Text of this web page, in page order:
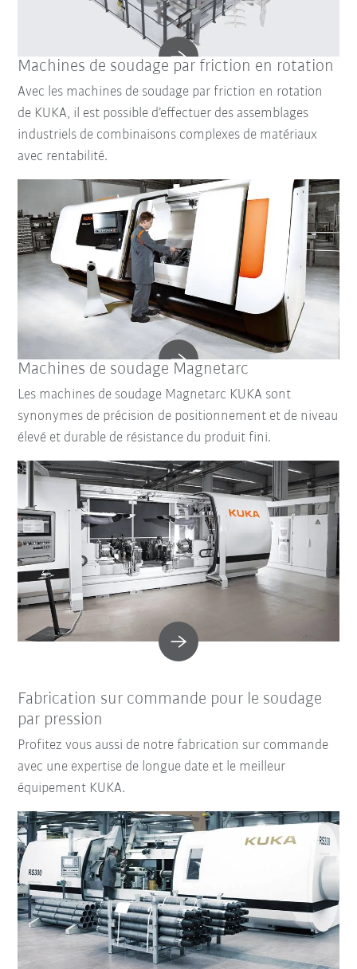
Machines de soudage par friction en rotation
Avec les machines de soudage par friction en rotation
de KUKA, il est possible d’effectuer des assemblages
industriels de combinaisons complexes de matériaux
avec rentabilité.
Machines de soudage Magnetarc
Les machines de soudage Magnetarc KUKA sont
synonymes de précision de positionnement et de niveau
élevé et durable de résistance du produit fini.
Fabrication sur commande pour le soudage
par pression
Profitez vous aussi de notre fabrication sur commande
avec une expertise de longue date et le meilleur
équipement KUKA.